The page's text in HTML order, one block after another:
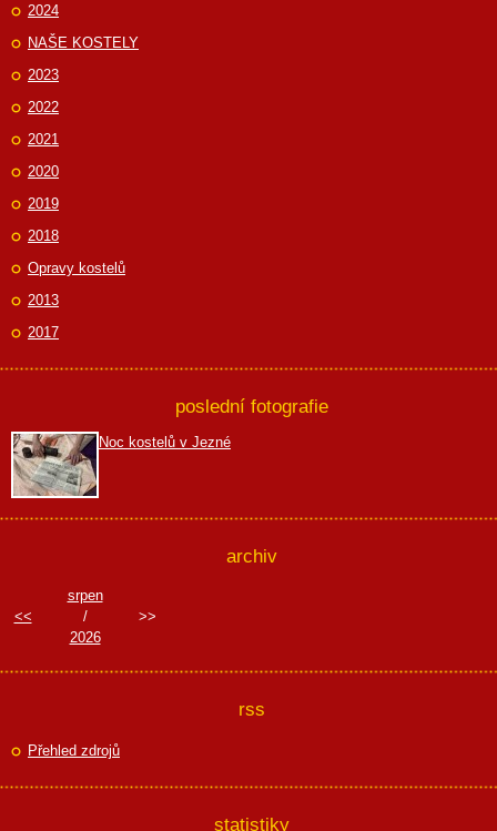
2024
NAŠE KOSTELY
2023
2022
2021
2020
2019
2018
Opravy kostelů
2013
2017
poslední fotografie
Noc kostelů v Jezné
archiv
<<
srpen
/
2026
>>
rss
Přehled zdrojů
statistiky